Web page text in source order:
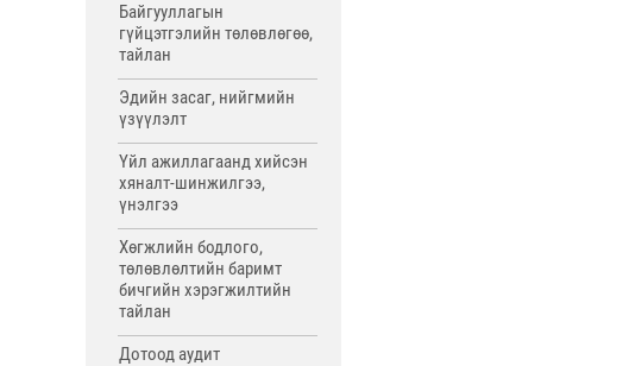
Байгууллагын
гүйцэтгэлийн төлөвлөгөө,
тайлан
Эдийн засаг, нийгмийн
үзүүлэлт
Үйл ажиллагаанд хийсэн
хяналт-шинжилгээ,
үнэлгээ
Хөгжлийн бодлого,
төлөвлөлтийн баримт
бичгийн хэрэгжилтийн
тайлан
Дотоод аудит